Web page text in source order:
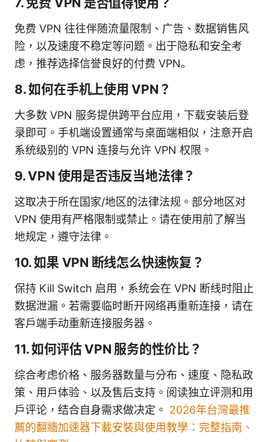
免费 VPN 往往伴随流量限制、广告、数据销售风
险，以及速度不稳定等问题。出于隐私和安全考
虑，推荐选择信誉良好的付费 VPN。
8. 如何在手机上使用 VPN？
大多数 VPN 服务提供跨平台应用，下载安装后登
录即可。手机端设置通常与桌面端相似，注意开启
系统级别的 VPN 连接与允许 VPN 权限。
9. VPN 使用是否违反当地法律？
这取决于所在国家/地区的法律法规。部分地区对
VPN 使用有严格限制或禁止。请在使用前了解当
地规定，遵守法律。
10. 如果 VPN 断线怎么快速恢复？
保持 Kill Switch 启用，系统会在 VPN 断线时阻止
数据泄漏。若需要临时断开网络再重新连接，请在
客户端手动重新连接服务器。
11. 如何评估 VPN 服务的性价比？
综合考虑价格、服务器数量与分布、速度、隐私政
策、用户体验、以及售后支持。阅读独立评测和用
户评论，结合自身需求做决定。 2026年台灣最推
薦的翻牆加速器下載安裝與使用教學：完整指南、